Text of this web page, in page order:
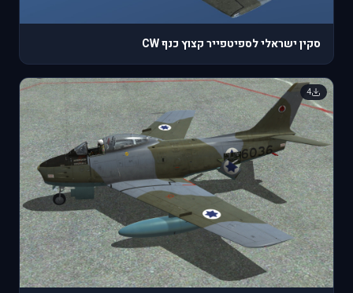
סקין ישראלי לספיטפייר קצוץ כנף CW
4